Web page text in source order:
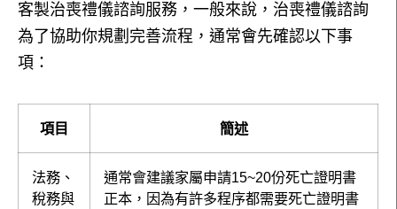
客製治喪禮儀諮詢服務，一般來說，治喪禮儀諮詢
為了協助你規劃完善流程，通常會先確認以下事
項：
項目 簡述
法務、
稅務與
通常會建議家屬申請15~20份死亡證明書
正本，因為有許多程序都需要死亡證明書